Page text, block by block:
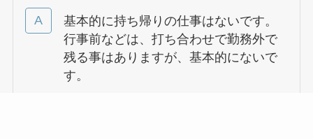
基本的に持ち帰りの仕事はないです。
行事前などは、打ち合わせで勤務外で
残る事はありますが、基本的にないで
す。